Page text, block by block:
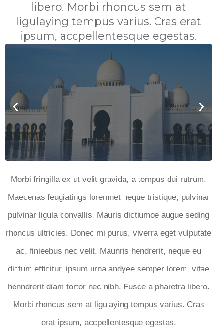
libero. Morbi rhoncus sem at
ligulaying tempus varius. Cras erat
ipsum, accpellentesque egestas.
Morbi fringilla ex ut velit gravida, a tempus dui rutrum.
Maecenas feugiatings loremnet neque tristique, pulvinar
pulvinar ligula convallis. Mauris dictiumoe augue seding
rhoncus ultricies. Donec mi purus, viverra eget vulputate
ac, finieebus nec velit. Maunris hendrerit, neque eu
dictum efficitur, ipsum urna andyee semper lorem, vitae
henndrerit diam tortor nec nibh. Fusce a pharetra libero.
Morbi rhoncus sem at ligulaying tempus varius. Cras
erat ipsum, accpellentesque egestas.